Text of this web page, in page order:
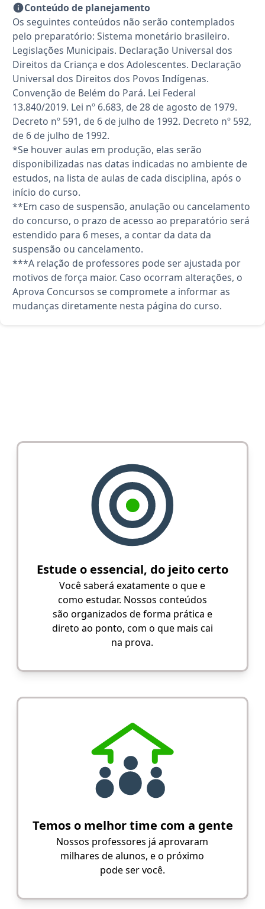
Conteúdo de planejamento
Os seguintes conteúdos não serão contemplados
pelo preparatório: Sistema monetário brasileiro.
Legislações Municipais. Declaração Universal dos
Direitos da Criança e dos Adolescentes. Declaração
Universal dos Direitos dos Povos Indígenas.
Convenção de Belém do Pará. Lei Federal
13.840/2019. Lei nº 6.683, de 28 de agosto de 1979.
Decreto nº 591, de 6 de julho de 1992. Decreto nº 592,
de 6 de julho de 1992.
*Se houver aulas em produção, elas serão
disponibilizadas nas datas indicadas no ambiente de
estudos, na lista de aulas de cada disciplina, após o
início do curso.
**Em caso de suspensão, anulação ou cancelamento
do concurso, o prazo de acesso ao preparatório será
estendido para 6 meses, a contar da data da
suspensão ou cancelamento.
***A relação de professores pode ser ajustada por
motivos de força maior. Caso ocorram alterações, o
Aprova Concursos se compromete a informar as
mudanças diretamente nesta página do curso.
Estude o essencial, do jeito certo
Você saberá exatamente o que e
como estudar. Nossos conteúdos
são organizados de forma prática e
direto ao ponto, com o que mais cai
na prova.
Temos o melhor time com a gente
Nossos professores já aprovaram
milhares de alunos, e o próximo
pode ser você.